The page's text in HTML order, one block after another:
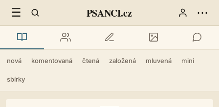
☰ PSANCI.cz ⋯
nová komentovaná čtená založená mluvená mini
sbírky